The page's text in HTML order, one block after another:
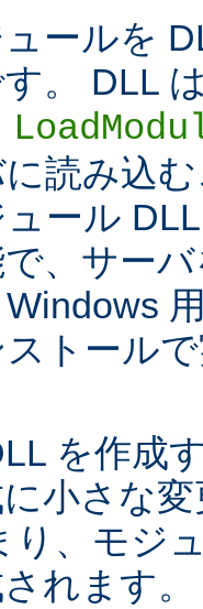
ールを
。 DLL
読み込
ール
、サー
トール
を作成
小さな
り、モジ
れます